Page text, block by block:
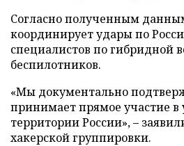
Согласно полученным
координирует удары по
специалистов по гибридной
беспилотников.
«Мы документально
принимает прямое участие в
территории России», –
хакерской группировки.